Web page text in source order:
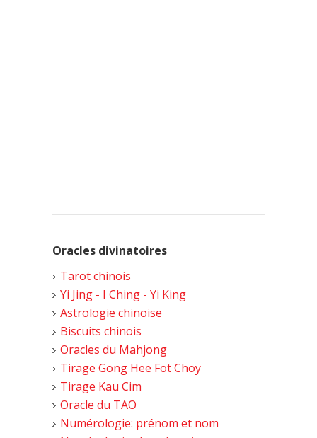
Oracles divinatoires
Tarot chinois
Yi Jing - I Ching - Yi King
Astrologie chinoise
Biscuits chinois
Oracles du Mahjong
Tirage Gong Hee Fot Choy
Tirage Kau Cim
Oracle du TAO
Numérologie: prénom et nom